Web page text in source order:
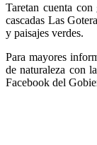
Taretan cuenta
cascadas Las
y paisajes verdes.
Para mayores
de naturaleza con
Facebook del